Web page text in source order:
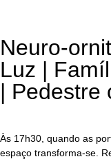
Neuro-
Luz |
| Pedestre
Às 17h30, quando as
espaço transforma-se.